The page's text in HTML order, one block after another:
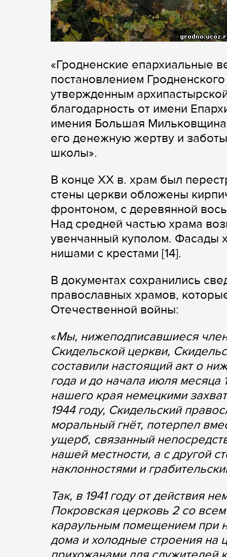
«Гродненские епархиальные
постановлением
утвержденным
благодарность от имени
имения Большая Мильковщина
его денежную жертву и
школы».
В конце XX в. храм был
стены церкви обложены
фронтоном, с деревянной
Над средней частью храма
увенчанный куполом. Фасады
нишами с крестами [14].
В документах сохранились
православных храмов,
Отечественной войны:
«Мы, нижеподписавшиеся
Скидельской церкви,
составили настоящий акт о
года и до начала июля месяца
нашего края немецкими
1944 году, Скидельский
моральный гнёт, потерпел
ущерб, связанный
нашей местности, а с другой
наклонностями и
Так, в 1941 году от действия
Покровская церковь 2 со
караульным помещением при
дома и холодные строения на